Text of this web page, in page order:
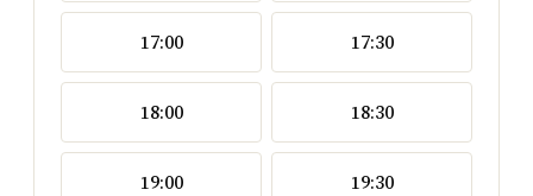
17:00 17:30
18:00 18:30
19:00 19:30